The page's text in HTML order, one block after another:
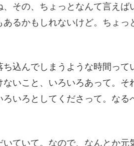
その、ちょっとなんて言えば
かもしれないけど。ちょっ
込んでしまうような時間って
いこと、いろいろあって。そ
いろとしてくださって。なる
いていて。なので、なんとか